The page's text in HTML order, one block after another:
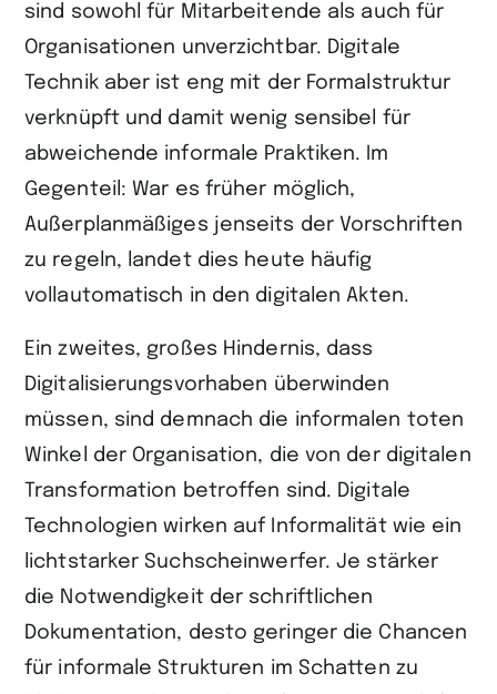
sind sowohl für Mitarbeitende als auch für
Organisationen unverzichtbar. Digitale
Technik aber ist eng mit der Formalstruktur
verknüpft und damit wenig sensibel für
abweichende informale Praktiken. Im
Gegenteil: War es früher möglich,
Außerplanmäßiges jenseits der Vorschriften
zu regeln, landet dies heute häufig
vollautomatisch in den digitalen Akten.
Ein zweites, großes Hindernis, dass
Digitalisierungsvorhaben überwinden
müssen, sind demnach die informalen toten
Winkel der Organisation, die von der digitalen
Transformation betroffen sind. Digitale
Technologien wirken auf Informalität wie ein
lichtstarker Suchscheinwerfer. Je stärker
die Notwendigkeit der schriftlichen
Dokumentation, desto geringer die Chancen
für informale Strukturen im Schatten zu